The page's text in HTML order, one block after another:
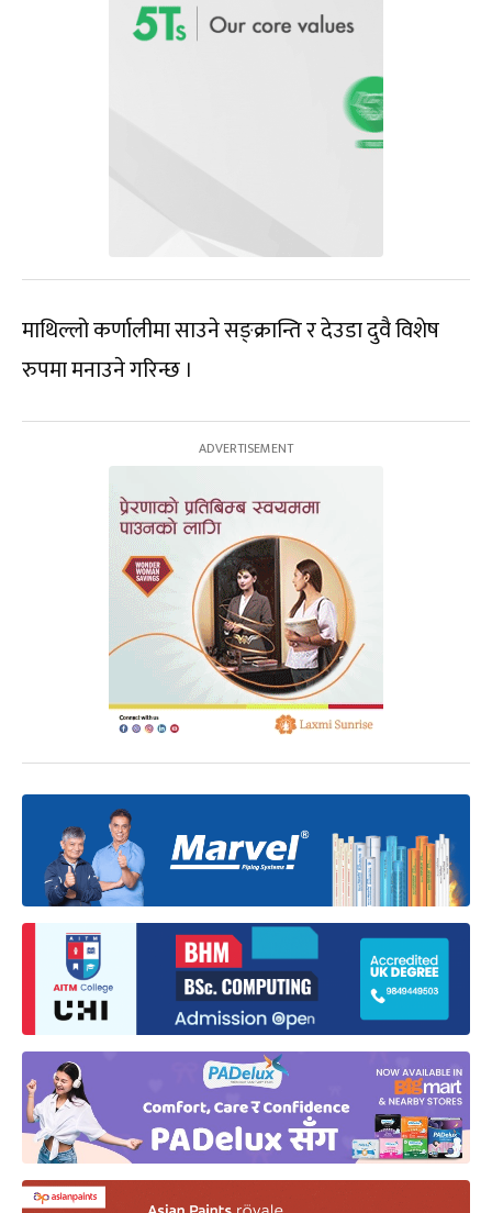
माथिल्लो कर्णालीमा साउने सङ्क्रान्ति र देउडा दुवै विशेष
रुपमा मनाउने गरिन्छ ।